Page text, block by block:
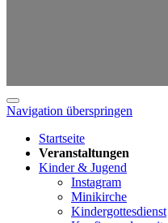
Navigation überspringen
Startseite
Veranstaltungen
Kinder & Jugend
Instagram
Minikirche
Kindergottesdienst